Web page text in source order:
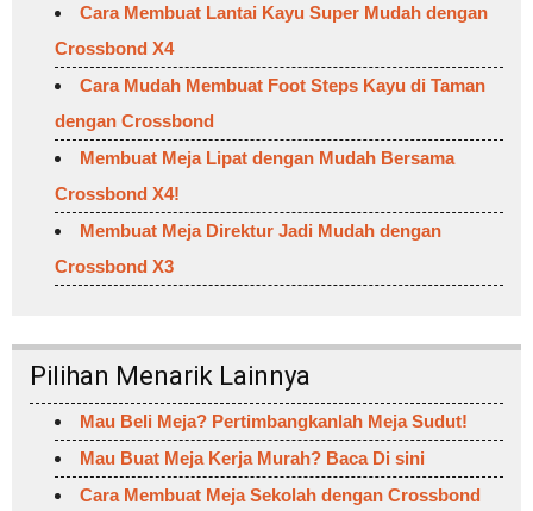
Cara Membuat Lantai Kayu Super Mudah dengan
Crossbond X4
Cara Mudah Membuat Foot Steps Kayu di Taman
dengan Crossbond
Membuat Meja Lipat dengan Mudah Bersama
Crossbond X4!
Membuat Meja Direktur Jadi Mudah dengan
Crossbond X3
Pilihan Menarik Lainnya
Mau Beli Meja? Pertimbangkanlah Meja Sudut!
Mau Buat Meja Kerja Murah? Baca Di sini
Cara Membuat Meja Sekolah dengan Crossbond